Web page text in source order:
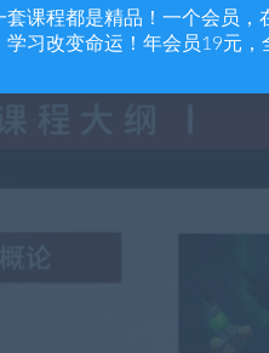
套课程都是精品！一个会员
学习改变命运！年会员19元，